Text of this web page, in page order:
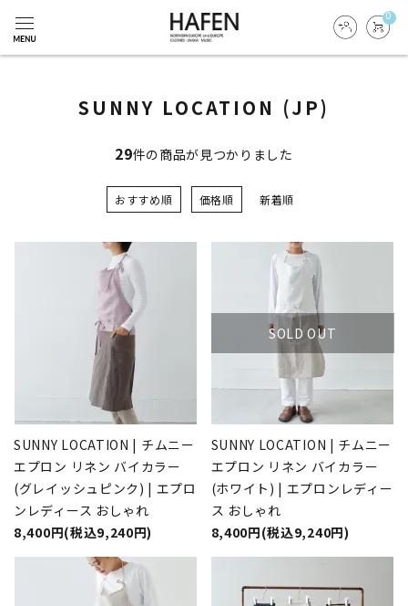
0
SUNNY LOCATION (JP)
29件の商品が見つかりました
おすすめ順 価格順 新着順
SUNNY LOCATION | チムニー
エプロン リネン バイカラー
(グレイッシュピンク) | エプロ
ンレディース おしゃれ
8,400円(税込9,240円)
SOLD OUT
SUNNY LOCATION | チムニー
エプロン リネン バイカラー
(ホワイト) | エプロンレディー
ス おしゃれ
8,400円(税込9,240円)